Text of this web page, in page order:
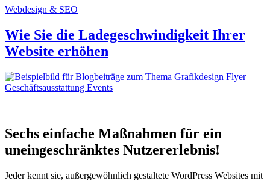
Webdesign & SEO
Wie Sie die Lade­geschwin­digkeit Ihrer
Website erhöhen
Sechs einfache Maßnahmen für ein
uneingeschränktes Nutzererlebnis!
Jeder kennt sie, außergewöhnlich gestaltete WordPress Websites mit